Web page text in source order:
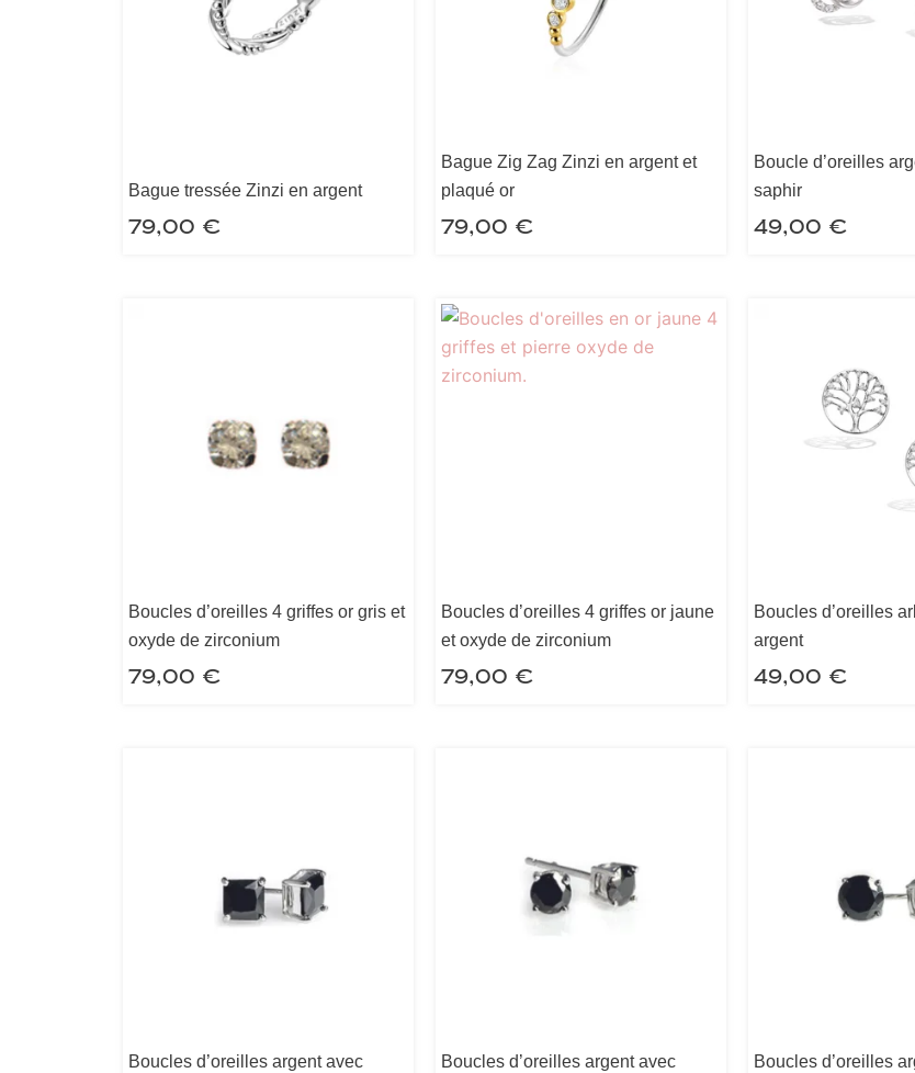
Bague tressée Zinzi en argent
79,00 €
Bague Zig Zag Zinzi en argent et
plaqué or
79,00 €
Boucle d’oreilles
saphir
49,00 €
Boucles d’oreilles 4 griffes or gris et
oxyde de zirconium
79,00 €
Boucles d’oreilles 4 griffes or jaune
et oxyde de zirconium
79,00 €
Boucles d’oreilles
argent
49,00 €
Boucles d’oreilles argent avec
Boucles d’oreilles argent avec
Boucles d’oreilles